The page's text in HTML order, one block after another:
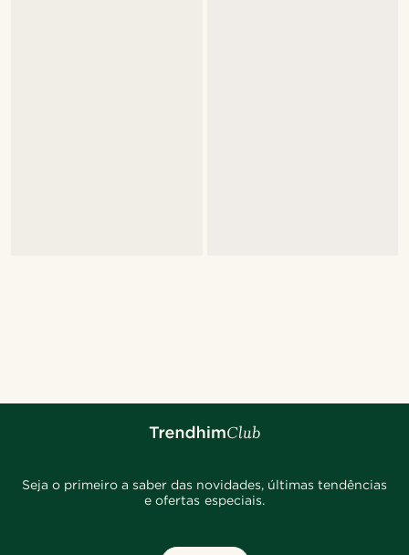
Seja o primeiro a saber das novidades, últimas tendências
e ofertas especiais.